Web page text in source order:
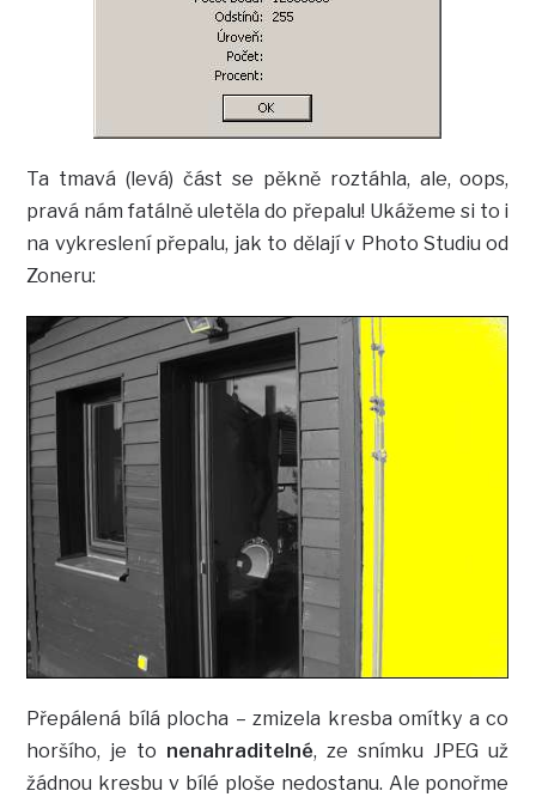
Ta tmavá (levá) část se pěkně roztáhla, ale, oops,
pravá nám fatálně uletěla do přepalu! Ukážeme si to i
na vykreslení přepalu, jak to dělají v Photo Studiu od
Zoneru:
Přepálená bílá plocha – zmizela kresba omítky a co
horšího, je to nenahraditelné, ze snímku JPEG už
žádnou kresbu v bílé ploše nedostanu. Ale ponořme